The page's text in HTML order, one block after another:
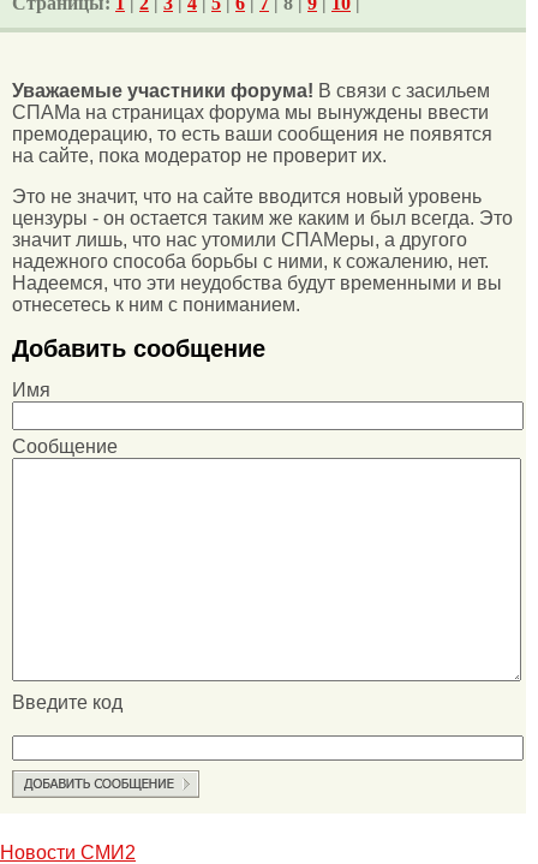
Уважаемые участники форума! В связи с засильем
СПАМа на страницах форума мы вынуждены ввести
премодерацию, то есть ваши сообщения не появятся
на сайте, пока модератор не проверит их.
Это не значит, что на сайте вводится новый уровень
цензуры - он остается таким же каким и был всегда. Это
значит лишь, что нас утомили СПАМеры, а другого
надежного способа борьбы с ними, к сожалению, нет.
Надеемся, что эти неудобства будут временными и вы
отнесетесь к ним с пониманием.
Добавить сообщение
Имя
Сообщение
Введите код
Новости СМИ2